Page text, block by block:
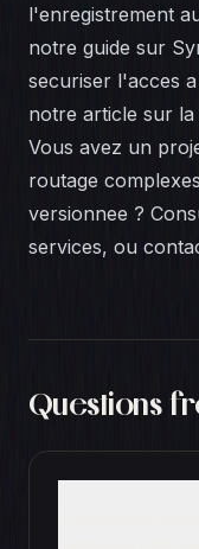
l'enregistrement
notre guide sur
securiser l'acces
notre article sur la
Vous avez un
routage
versionnee ?
services, ou
Questions